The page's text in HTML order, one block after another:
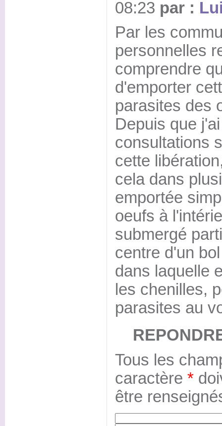
08:23 par :
Par les
personnelles
comprendre
d'emporter
parasites des
Depuis que
consultations
cette
cela dans
emportée
oeufs à
submergé
centre d'un
dans laquelle
les chenilles,
parasites au
Tous les
caractère *
être